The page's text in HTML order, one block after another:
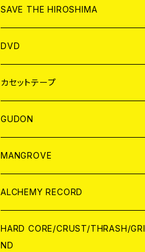
ANALOG
CD
ANALOG
SAVE THE HIROSHIMA
アパレル
BADGE
DVD
JAPAN
WORLD
カセットテープ
JAPAN
WORLD
GUDON
アパレル
PATCH
アナログ
MANGROVE
ALCHEMY RECORD
CD
HARD CORE/CRUST/THRASH/GRI
ND